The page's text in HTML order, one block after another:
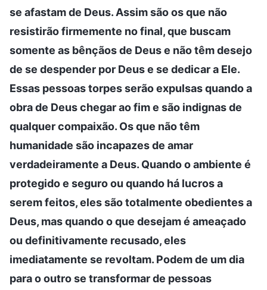
se afastam de Deus. Assim são os que não
resistirão firmemente no final, que buscam
somente as bênçãos de Deus e não têm desejo
de se despender por Deus e se dedicar a Ele.
Essas pessoas torpes serão expulsas quando a
obra de Deus chegar ao fim e são indignas de
qualquer compaixão. Os que não têm
humanidade são incapazes de amar
verdadeiramente a Deus. Quando o ambiente é
protegido e seguro ou quando há lucros a
serem feitos, eles são totalmente obedientes a
Deus, mas quando o que desejam é ameaçado
ou definitivamente recusado, eles
imediatamente se revoltam. Podem de um dia
para o outro se transformar de pessoas